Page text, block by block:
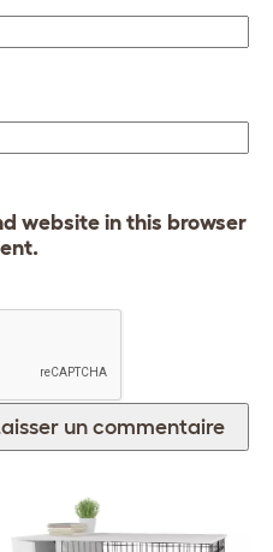
website in this browser